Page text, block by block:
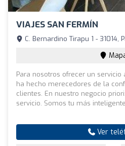
VIAJES SAN FERMÍN
C. Bernardino Tirapu 1 - 31014,
Para nosotros ofrecer un
ha hecho merecedores de la
clientes. En nuestro negocio
servicio. Somos tu más
Ver